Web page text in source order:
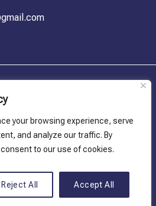
your browsing experience, serve
and analyze our traffic. By
to our use of cookies.
Reject All Accept All
Προϋποθέσεις
bygncweb